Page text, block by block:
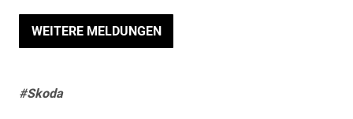
WEITERE MELDUNGEN
#Skoda